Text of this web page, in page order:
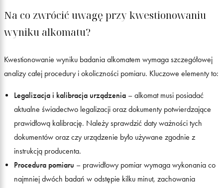
Na co zwrócić uwagę przy kwestionowaniu
wyniku alkomatu?
Kwestionowanie wyniku badania alkomatem wymaga szczegółowej
analizy całej procedury i okoliczności pomiaru. Kluczowe elementy to:
Legalizacja i kalibracja urządzenia – alkomat musi posiadać
aktualne świadectwo legalizacji oraz dokumenty potwierdzające
prawidłową kalibrację. Należy sprawdzić daty ważności tych
dokumentów oraz czy urządzenie było używane zgodnie z
instrukcją producenta.
Procedura pomiaru – prawidłowy pomiar wymaga wykonania co
najmniej dwóch badań w odstępie kilku minut, zachowania